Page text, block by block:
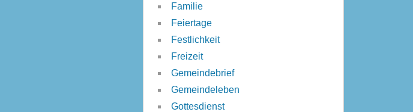
Familie
Feiertage
Festlichkeit
Freizeit
Gemeindebrief
Gemeindeleben
Gottesdienst